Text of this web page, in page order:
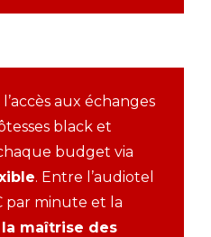
aux échanges
black et
budget via
. Entre l’audiotel
par minute et la
la maîtrise des